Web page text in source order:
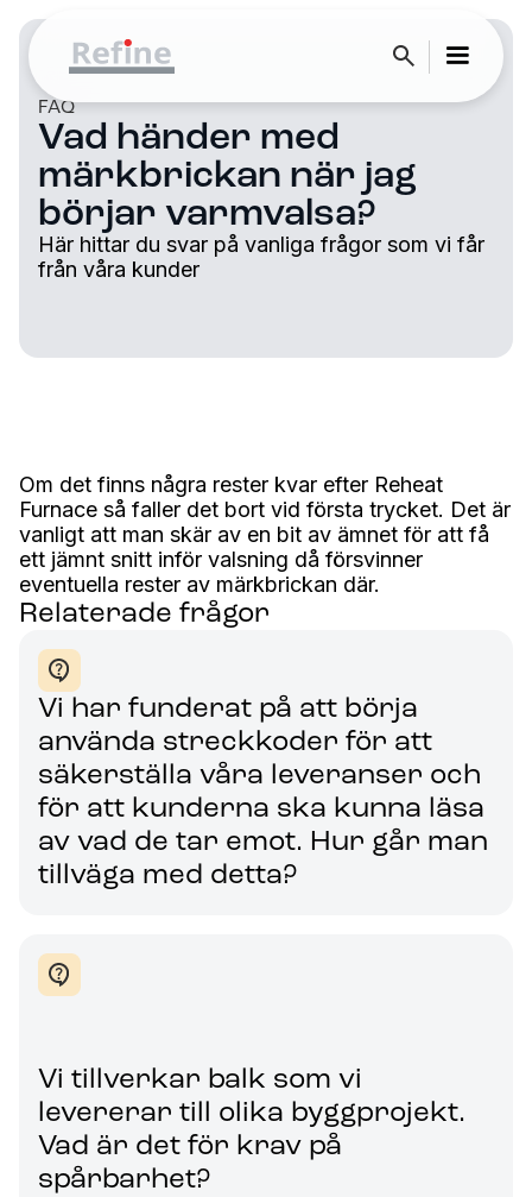
FAQ
Vad händer med
märkbrickan när jag
börjar varmvalsa?
Här hittar du svar på vanliga frågor som vi får
från våra kunder
Om det finns några rester kvar efter Reheat
Furnace så faller det bort vid första trycket. Det är
vanligt att man skär av en bit av ämnet för att få
ett jämnt snitt inför valsning då försvinner
eventuella rester av märkbrickan där.
Relaterade frågor
Vi har funderat på att börja
använda streckkoder för att
säkerställa våra leveranser och
för att kunderna ska kunna läsa
av vad de tar emot. Hur går man
tillväga med detta?
Vi tillverkar balk som vi
levererar till olika byggprojekt.
Vad är det för krav på
spårbarhet?